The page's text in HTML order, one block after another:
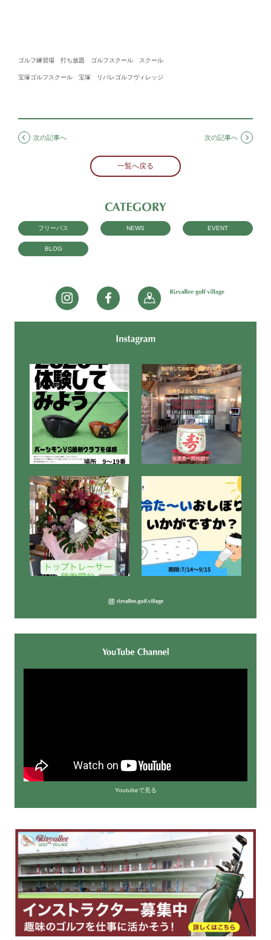
ゴルフ練習場 打ち放題 ゴルフスクール スクール
宝塚ゴルフスクール 宝塚 リバレゴルフヴィレッジ
次の記事へ
一覧へ戻る
次の記事へ
フリーパス NEWS EVENT
BLOG
Youtubeで見る